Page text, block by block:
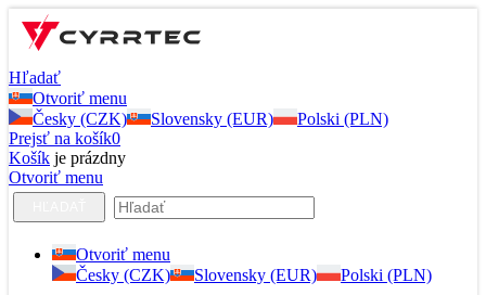
Hľadať
Otvoriť menu
Česky (CZK)
Slovensky (EUR)
Polski (PLN)
Prejsť na košík0
Košík je prázdny
Otvoriť menu
Otvoriť menu
Česky (CZK)
Slovensky (EUR) Polski (PLN)